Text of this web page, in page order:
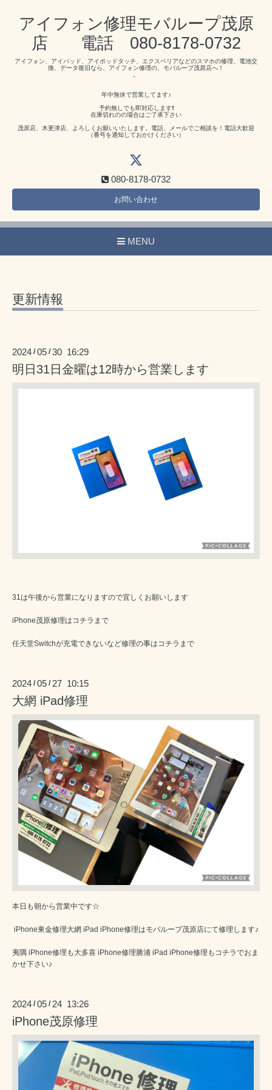
アイフォン修理モバループ茂原
店 電話 080-8178-0732
アイフォン、アイパッド、アイポッドタッチ、エクスペリアなどのスマホの修理、電池交
換、データ復旧なら、アイフォン修理の、モバループ茂原店へ！
年中無休で営業してます♪
予約無しでも即対応します❗️
在庫切れのの場合はご了承下さい
茂原店、木更津店、よろしくお願いいたします。電話、メールでご相談を！電話大歓迎
（番号を通知しておかけください）
080-8178-0732
お問い合わせ
MENU
更新情報
2024 /05 /30 16:29
明日31日金曜は12時から営業します
31は午後から営業になりますので宜しくお願いします
iPhone茂原修理はコチラまで
任天堂Switchが充電できないなど修理の事はコチラまで
2024 /05 / 27 10:15
大網 iPad修理
本日も朝から営業中です☆
iPhone東金修理大網 iPad iPhone修理はモバループ茂原店にて修理します♪
夷隅 iPhone修理も大多喜 iPhone修理勝浦 iPad iPhone修理もコチラでおま
かせ下さい♪
2024 /05 / 24 13:26
iPhone茂原修理